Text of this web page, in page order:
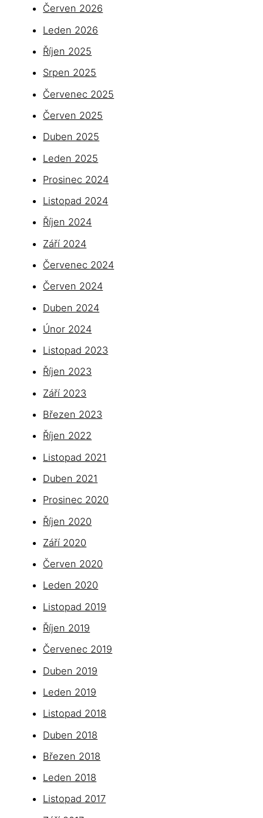
Červen 2026
Leden 2026
Říjen 2025
Srpen 2025
Červenec 2025
Červen 2025
Duben 2025
Leden 2025
Prosinec 2024
Listopad 2024
Říjen 2024
Září 2024
Červenec 2024
Červen 2024
Duben 2024
Únor 2024
Listopad 2023
Říjen 2023
Září 2023
Březen 2023
Říjen 2022
Listopad 2021
Duben 2021
Prosinec 2020
Říjen 2020
Září 2020
Červen 2020
Leden 2020
Listopad 2019
Říjen 2019
Červenec 2019
Duben 2019
Leden 2019
Listopad 2018
Duben 2018
Březen 2018
Leden 2018
Listopad 2017